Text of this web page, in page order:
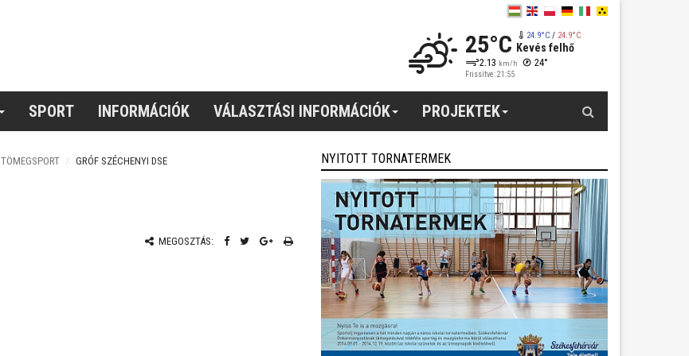
25°C 24.9°C/ 24.9°C
Kevés felhő
2.13 km/h 24°
Frissítve: 21:55
SPORT INFORMÁCIÓK VÁLASZTÁSI INFORMÁCIÓK PROJEKTEK
TÖMEGSPORT GRÓF SZÉCHENYI DSE
MEGOSZTÁS:
NYITOTT TORNATERMEK